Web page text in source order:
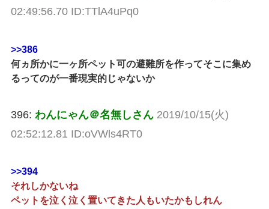
02:49:56.70 ID:TTlA4uPq0
>>386
何ヵ所かに一ヶ所ペット可の避難所を作ってそこに集め
るってのが一番現実的じゃないか
396: わんにゃん＠名無しさん 2019/10/15(火)
02:52:12.81 ID:oVWls4RT0
>>394
それしかないね
ペットを泣く泣く置いてきた人もいたかもしれん